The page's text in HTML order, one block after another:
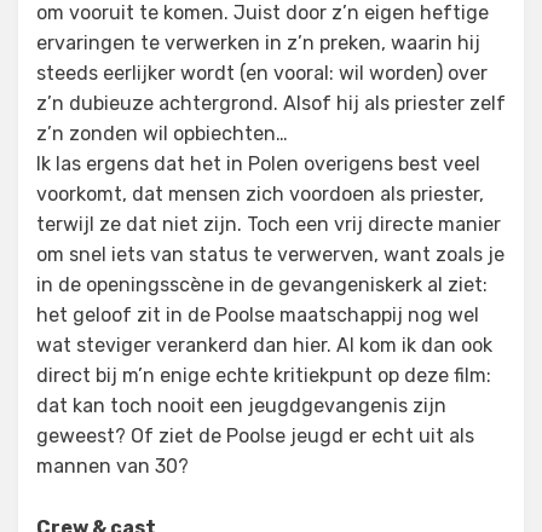
om vooruit te komen. Juist door z’n eigen heftige
ervaringen te verwerken in z’n preken, waarin hij
steeds eerlijker wordt (en vooral: wil worden) over
z’n dubieuze achtergrond. Alsof hij als priester zelf
z’n zonden wil opbiechten…
Ik las ergens dat het in Polen overigens best veel
voorkomt, dat mensen zich voordoen als priester,
terwijl ze dat niet zijn. Toch een vrij directe manier
om snel iets van status te verwerven, want zoals je
in de openingsscène in de gevangeniskerk al ziet:
het geloof zit in de Poolse maatschappij nog wel
wat steviger verankerd dan hier. Al kom ik dan ook
direct bij m’n enige echte kritiekpunt op deze film:
dat kan toch nooit een jeugdgevangenis zijn
geweest? Of ziet de Poolse jeugd er echt uit als
mannen van 30?